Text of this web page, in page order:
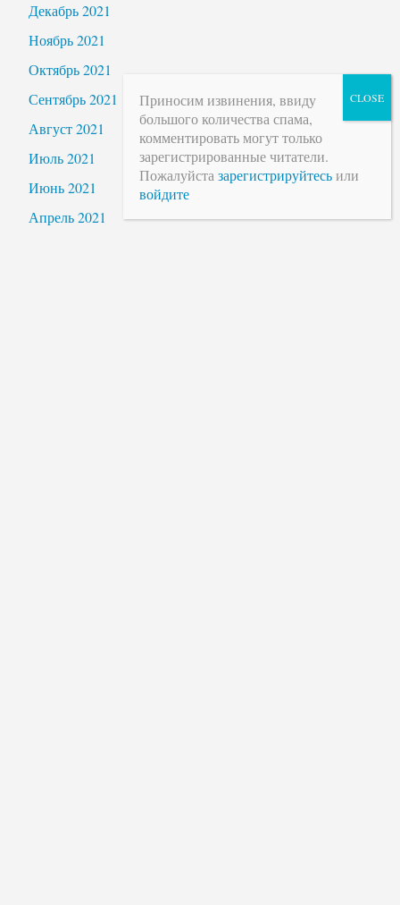
Декабрь 2021
Ноябрь 2021
Октябрь 2021
Сентябрь 2021
Август 2021
Июль 2021
Июнь 2021
Апрель 2021
Приносим извинения, ввиду
большого количества спама,
комментировать могут только
зарегистрированные читатели.
Пожалуйста зарегистрируйтесьили
войдите